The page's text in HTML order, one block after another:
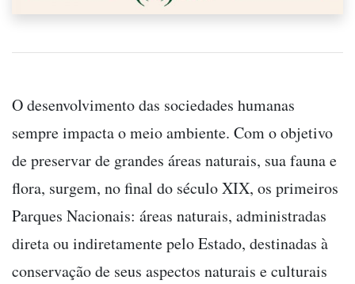
O desenvolvimento das sociedades humanas
sempre impacta o meio ambiente. Com o objetivo
de preservar de grandes áreas naturais, sua fauna e
flora, surgem, no final do século XIX, os primeiros
Parques Nacionais: áreas naturais, administradas
direta ou indiretamente pelo Estado, destinadas à
conservação de seus aspectos naturais e culturais